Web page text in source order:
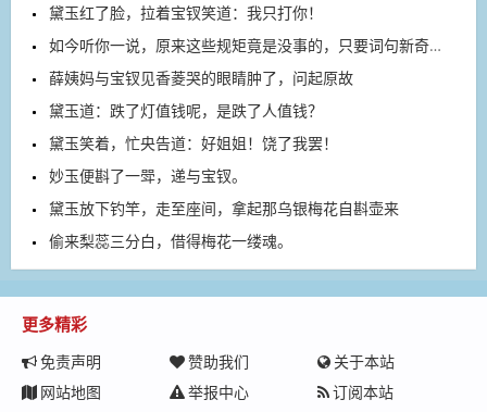
黛玉红了脸，拉着宝钗笑道：我只打你！
如今听你一说，原来这些规矩竟是没事的，只要词句新奇为上
薛姨妈与宝钗见香菱哭的眼睛肿了，问起原故
黛玉道：跌了灯值钱呢，是跌了人值钱？
黛玉笑着，忙央告道：好姐姐！饶了我罢！
妙玉便斟了一斝，递与宝钗。
黛玉放下钓竿，走至座间，拿起那乌银梅花自斟壶来
偷来梨蕊三分白，借得梅花一缕魂。
更多精彩
免责声明 赞助我们
关于本站
网站地图
举报中心
订阅本站